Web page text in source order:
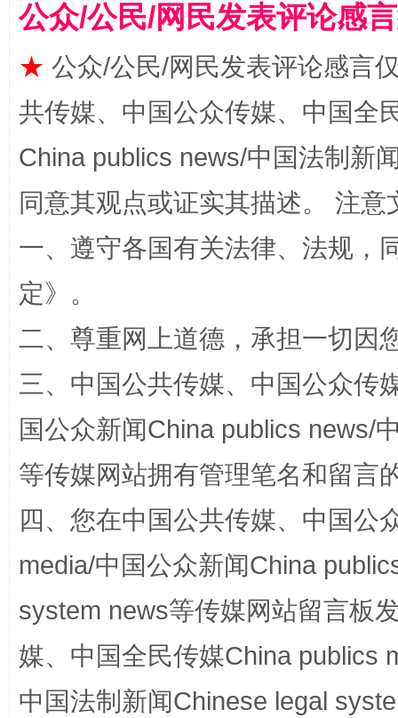
解纷+调解+退费，一次搞定
站台名比不上好声名
公众/公民/网民发表评论感
★ 公众/公民/网民发表评论感言
共传媒、中国公众传媒、中国全
China publics news/中国法制新
同意其观点或证实其描述。 注
一、遵守各国有关法律、法规，
定》。
二、尊重网上道德，承担一切因
三、中国公共传媒、中国公众传
国公众新闻China publics news/
等传媒网站拥有管理笔名和留言
四、您在中国公共传媒、中国公
media/中国公众新闻China
system news等传媒网站留言板
媒、中国全民传媒China publics
中国法制新闻Chinese legal